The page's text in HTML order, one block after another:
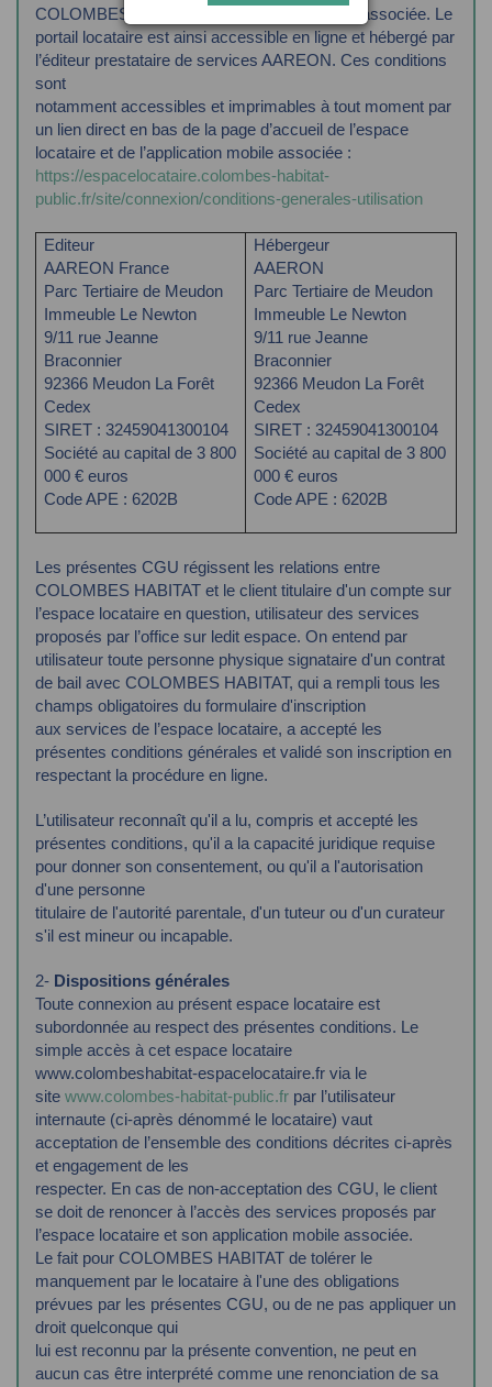
COLOMBES HABITAT et l’application mobile associée. Le
portail locataire est ainsi accessible en ligne et hébergé par
l’éditeur prestataire de services AAREON. Ces conditions
sont
notamment accessibles et imprimables à tout moment par
un lien direct en bas de la page d’accueil de l’espace
locataire et de l’application mobile associée :
https://espacelocataire.colombes-habitat-
public.fr/site/connexion/conditions-generales-utilisation
Editeur
AAREON France
Parc Tertiaire de Meudon
Immeuble Le Newton
9/11 rue Jeanne
Braconnier
92366 Meudon La Forêt
Cedex
SIRET : 32459041300104
Société au capital de 3 800
000 € euros
Code APE : 6202B
Hébergeur
AAERON
Parc Tertiaire de Meudon
Immeuble Le Newton
9/11 rue Jeanne
Braconnier
92366 Meudon La Forêt
Cedex
SIRET : 32459041300104
Société au capital de 3 800
000 € euros
Code APE : 6202B
Les présentes CGU régissent les relations entre
COLOMBES HABITAT et le client titulaire d'un compte sur
l’espace locataire en question, utilisateur des services
proposés par l’office sur ledit espace. On entend par
utilisateur toute personne physique signataire d'un contrat
de bail avec COLOMBES HABITAT, qui a rempli tous les
champs obligatoires du formulaire d'inscription
aux services de l’espace locataire, a accepté les
présentes conditions générales et validé son inscription en
respectant la procédure en ligne.
L’utilisateur reconnaît qu'il a lu, compris et accepté les
présentes conditions, qu'il a la capacité juridique requise
pour donner son consentement, ou qu'il a l'autorisation
d'une personne
titulaire de l'autorité parentale, d'un tuteur ou d'un curateur
s'il est mineur ou incapable.
2- Dispositions générales
Toute connexion au présent espace locataire est
subordonnée au respect des présentes conditions.
Le
simple accès à cet espace locataire
www.colombeshabitat-espacelocataire.fr via le
site www.colombes-habitat-public.fr par l’utilisateur
internaute (ci-après dénommé le locataire) vaut
acceptation de l’ensemble des conditions décrites ci-après
et engagement de les
respecter. En cas de non-acceptation des CGU, le client
se doit de renoncer à l’accès des services proposés par
l’espace locataire et son application mobile associée.
Le fait pour COLOMBES HABITAT de tolérer le
manquement par le locataire à l'une des obligations
prévues par les présentes CGU, ou de ne pas appliquer un
droit quelconque qui
lui est reconnu par la présente convention, ne peut en
aucun cas être interprété comme une renonciation de sa